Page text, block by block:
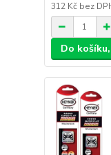
312 Kč bez
Do